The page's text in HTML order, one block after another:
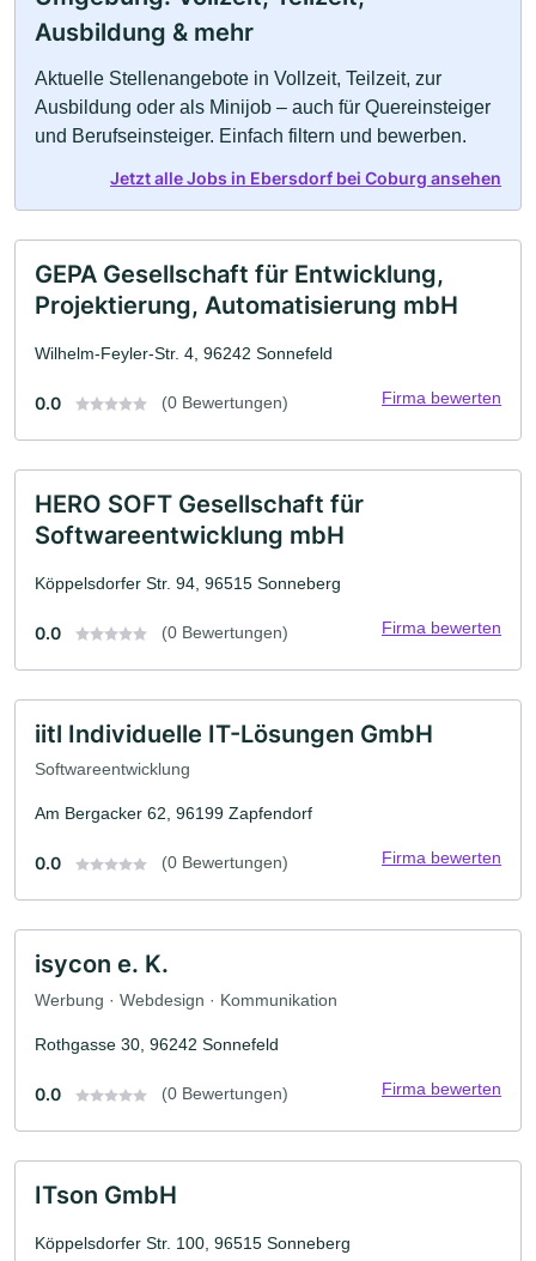
Ausbildung & mehr
Aktuelle Stellenangebote in Vollzeit, Teilzeit, zur
Ausbildung oder als Minijob – auch für Quereinsteiger
und Berufseinsteiger. Einfach filtern und bewerben.
Jetzt alle Jobs in Ebersdorf bei Coburg ansehen
GEPA Gesellschaft für Entwicklung,
Projektierung, Automatisierung mbH
Wilhelm-Feyler-Str. 4, 96242 Sonnefeld
0.0 (0 Bewertungen) Firma bewerten
HERO SOFT Gesellschaft für
Softwareentwicklung mbH
Köppelsdorfer Str. 94, 96515 Sonneberg
0.0 (0 Bewertungen) Firma bewerten
iitl Individuelle IT-Lösungen GmbH
Softwareentwicklung
Am Bergacker 62, 96199 Zapfendorf
0.0 (0 Bewertungen) Firma bewerten
isycon e. K.
Werbung · Webdesign · Kommunikation
Rothgasse 30, 96242 Sonnefeld
0.0 (0 Bewertungen) Firma bewerten
ITson GmbH
Köppelsdorfer Str. 100, 96515 Sonneberg